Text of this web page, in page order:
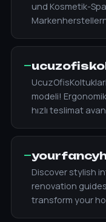
und Kosmetik-
—
modeli!
hızlı teslimat
—
Discover stylish
renovation
transform your